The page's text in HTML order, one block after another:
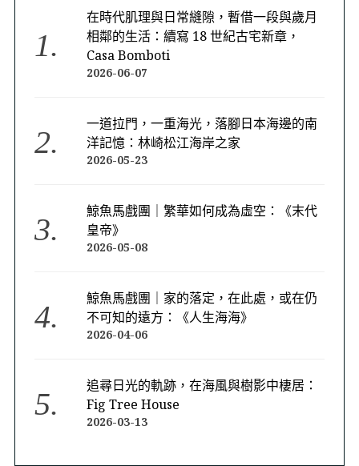
在時代肌理與日常縫隙，暫借一段與歲月
相鄰的生活：續寫 18 世紀古宅新章，
Casa Bomboti
2026-06-07
一道拉門，一重海光，落腳日本海邊的南
洋記憶：林崎松江海岸之家
2026-05-23
鯨魚馬戲團｜繁華如何成為虛空：《末代
皇帝》
2026-05-08
鯨魚馬戲團｜家的落定，在此處，或在仍
不可知的遠方：《人生海海》
2026-04-06
追尋日光的軌跡，在海風與樹影中棲居：
Fig Tree House
2026-03-13